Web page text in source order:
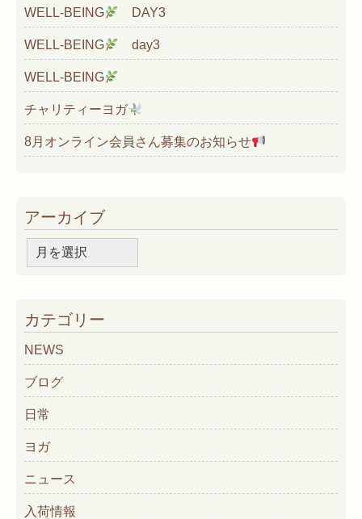
WELL-BEING DAY3
WELL-BEING day3
WELL-BEING
チャリティーヨガ
8月オンライン会員さん募集のお知らせ
アーカイブ
ー
ブ
カテゴリー
NEWS
ブログ
日常
ヨガ
ニュース
入荷情報